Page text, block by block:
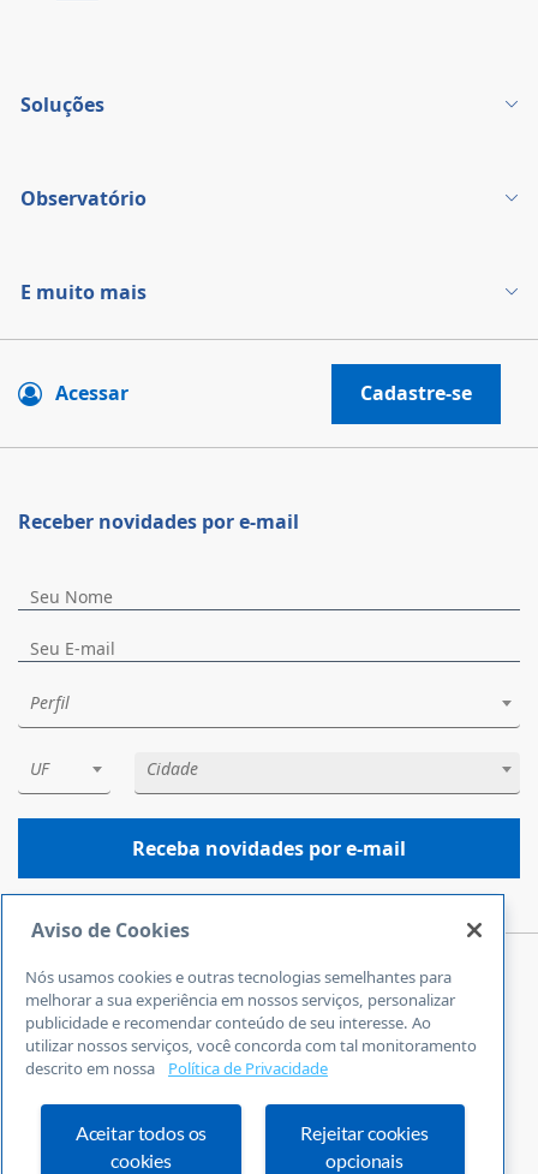
Soluções
Observatório
E muito mais
Acessar Cadastre-se
Central de Atendimento
0800 570 0800
24 horas por dia
Fale Conosco
Ouvidoria
Receber novidades por e-mail
Perfil
UF Cidade
Receba novidades por e-mail
Aviso de Cookies
Nós usamos cookies e outras tecnologias semelhantes para
melhorar a sua experiência em nossos serviços, personalizar
publicidade e recomendar conteúdo de seu interesse. Ao
utilizar nossos serviços, você concorda com tal monitoramento
descrito em nossa
Política de Privacidade
Aceitar todos os
cookies
Rejeitar cookies
opcionais